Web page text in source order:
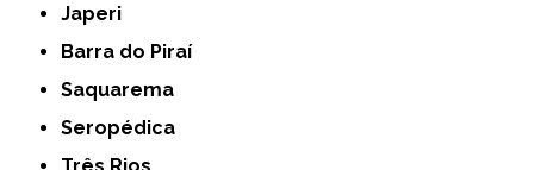
Japeri
Barra do Piraí
Saquarema
Seropédica